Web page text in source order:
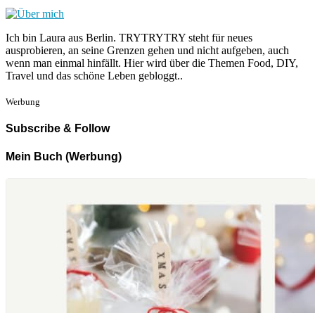
Ich bin Laura aus Berlin. TRYTRYTRY steht für neues
ausprobieren, an seine Grenzen gehen und nicht aufgeben, auch
wenn man einmal hinfällt. Hier wird über die Themen Food, DIY,
Travel und das schöne Leben gebloggt..
Werbung
Subscribe & Follow
Mein Buch (Werbung)